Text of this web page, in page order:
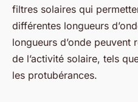
filtres solaires qui
différentes longueurs
longueurs d’onde
de l’activité solaire, tels
les protubérances.